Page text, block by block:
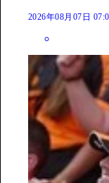
2026年08月07日